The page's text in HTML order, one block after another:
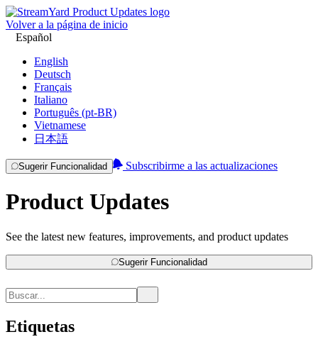
Volver a la página de inicio
Español
English
Deutsch
Français
Italiano
Português (pt-BR)
Vietnamese
日本語
Sugerir Funcionalidad Subscribirme a las actualizaciones
Product Updates
See the latest new features, improvements, and product updates
Sugerir Funcionalidad
Etiquetas